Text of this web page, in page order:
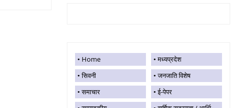
Home
मध्यप्रदेश
सिवनी
जनजाति विशेष
समाचार
ई-पेपर